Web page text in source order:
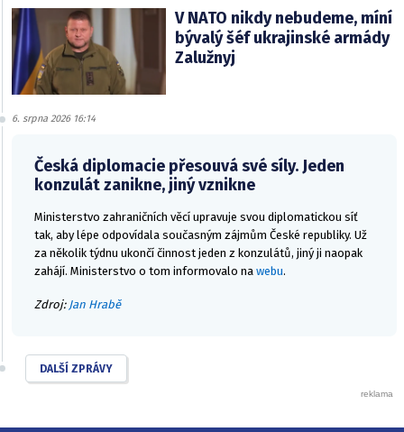
V NATO nikdy nebudeme, míní
bývalý šéf ukrajinské armády
Zalužnyj
6. srpna 2026 16:14
Česká diplomacie přesouvá své síly. Jeden
konzulát zanikne, jiný vznikne
Ministerstvo zahraničních věcí upravuje svou diplomatickou síť
tak, aby lépe odpovídala současným zájmům České republiky. Už
za několik týdnu ukončí činnost jeden z konzulátů, jiný ji naopak
zahájí. Ministerstvo o tom informovalo na webu.
Zdroj: Jan Hrabě
DALŠÍ ZPRÁVY